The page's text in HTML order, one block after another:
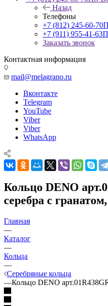
Назад
Телефоны
+7 (812) 245-60-70
+7 (911) 955-41-63
Заказать звонок
Контактная информация
mail@melagrano.ru
Вконтакте
Telegram
YouTube
Viber
Viber
WhatsApp
Кольцо DENO
серебра с
Главная
—
Каталог
—
Кольца
—
Серебряные кольца
—Кольцо DENO